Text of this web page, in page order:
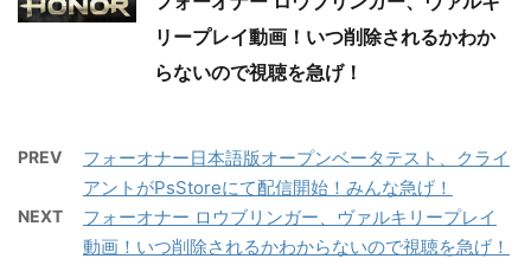
リープレイ動画！いつ削除されるかわか
らないので視聴を急げ！
PREV
フォーオナー日本語版オープンベータテスト、クライ
アントがPsStoreにて配信開始！みんな急げ！
NEXT
フォーオナー ロウブリンガー、ヴァルキリープレイ
動画！いつ削除されるかわからないので視聴を急げ！